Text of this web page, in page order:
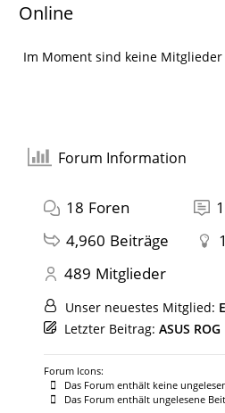
Online
Im Moment sind keine
Forum Information
18 Foren
4,960 Beiträge
489 Mitglieder
Unser neuestes Mitglied:
Letzter Beitrag: ASUS
Forum Icons:
Das Forum enthält keine
Das Forum enthält ungelesene